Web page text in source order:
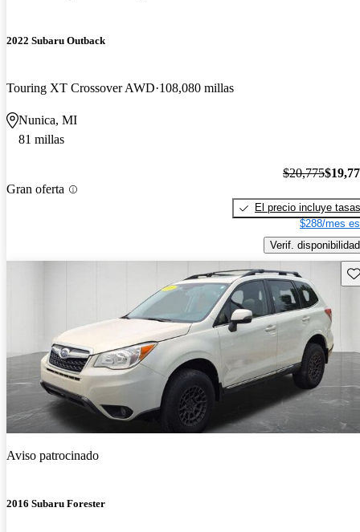
2022 Subaru Outback
Touring XT Crossover AWD 108,080 millas
Nunica, MI
81 millas
Gran oferta
$20,775
El precio incluye tasas
$288/mes
Verif. disponibilidad
Aviso patrocinado
2016 Subaru Forester